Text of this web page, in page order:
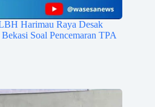
Harimau Raya Desak
Soal Pencemaran TPA